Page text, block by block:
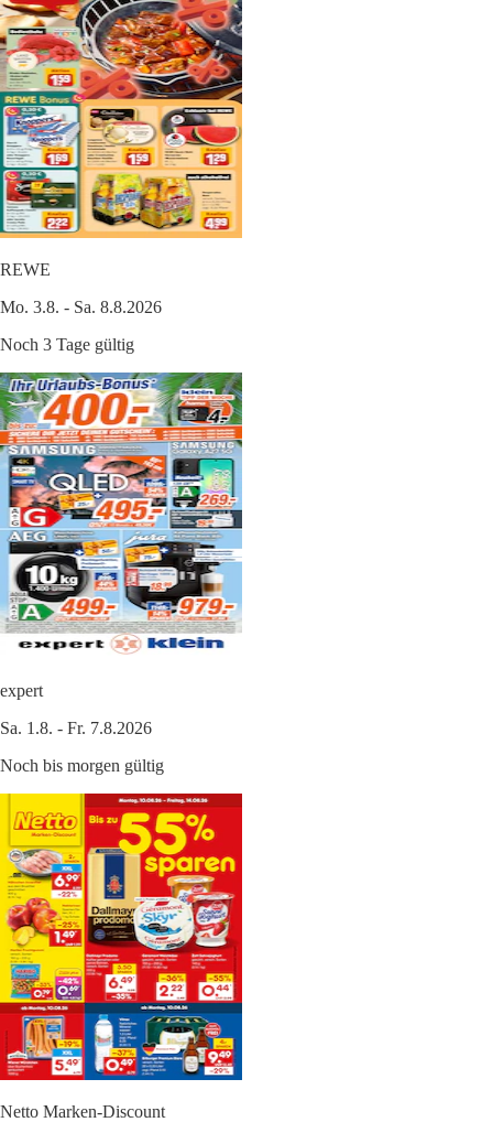
REWE
Mo. 3.8. - Sa. 8.8.2026
Noch 3 Tage gültig
expert
Sa. 1.8. - Fr. 7.8.2026
Noch bis morgen gültig
Netto Marken-Discount